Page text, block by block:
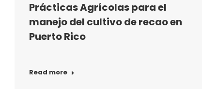
Prácticas Agrícolas para el
manejo del cultivo de recao en
Puerto Rico
Read more